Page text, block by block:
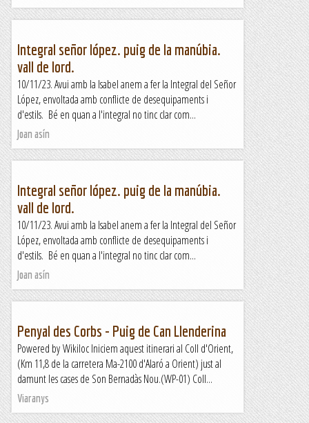
Integral señor lópez. puig de la manúbia.
vall de lord.
10/11/23. Avui amb la Isabel anem a fer la Integral del Señor
López, envoltada amb conflicte de desequipaments i
d'estils. Bé en quan a l'integral no tinc clar com...
Joan asín
Integral señor lópez. puig de la manúbia.
vall de lord.
10/11/23. Avui amb la Isabel anem a fer la Integral del Señor
López, envoltada amb conflicte de desequipaments i
d'estils. Bé en quan a l'integral no tinc clar com...
Joan asín
Penyal des Corbs - Puig de Can Llenderina
Powered by Wikiloc Iniciem aquest itinerari al Coll d'Orient,
(Km 11,8 de la carretera Ma-2100 d'Alaró a Orient) just al
damunt les cases de Son Bernadàs Nou.(WP-01) Coll...
Viaranys